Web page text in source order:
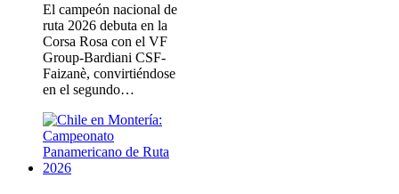
El campeón nacional de
ruta 2026 debuta en la
Corsa Rosa con el VF
Group-Bardiani CSF-
Faizanè, convirtiéndose
en el segundo…